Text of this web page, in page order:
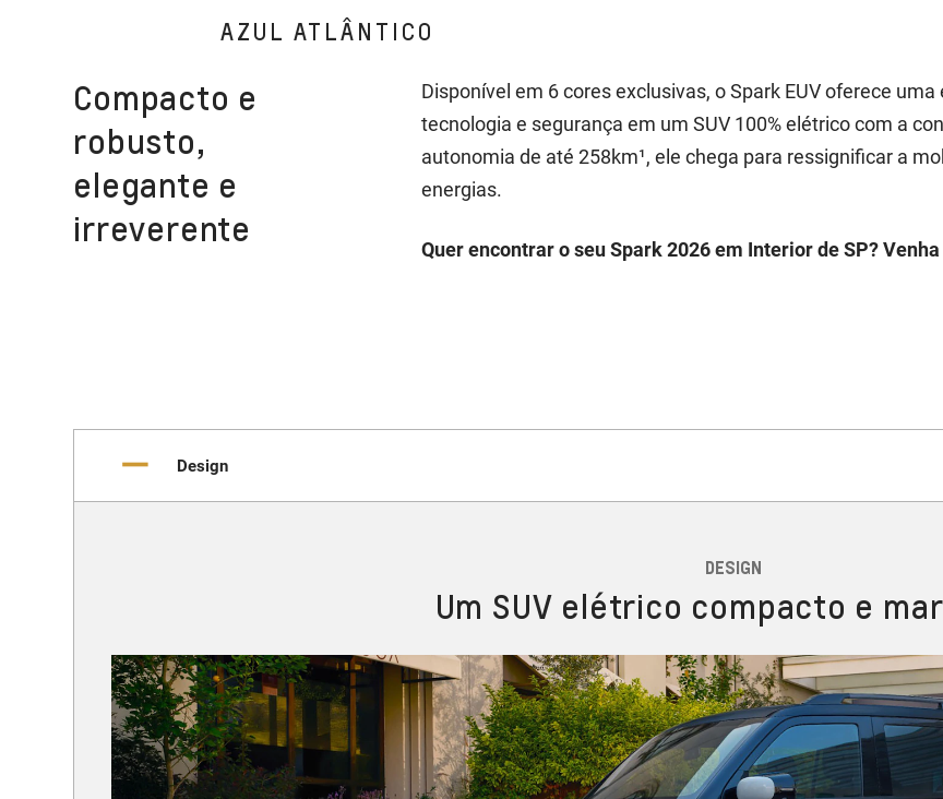
AZUL ATLÂNTICO
Compacto e
robusto,
elegante e
irreverente
Disponível em 6 cores exclusivas, o Spark EUV oferece
tecnologia e segurança em um SUV 100% elétrico com a
autonomia de até 258km¹, ele chega para ressignificar a
energias.
Quer encontrar o seu Spark 2026 em Interior de SP?
Design
DESIGN
Um SUV elétrico compacto e